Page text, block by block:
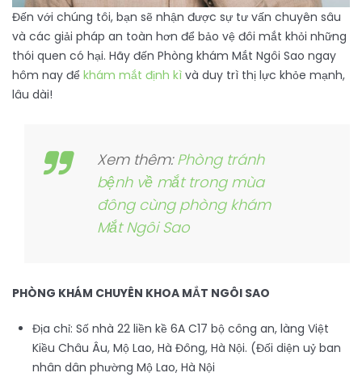
Đến với chúng tôi, bạn sẽ nhận được sự tư vấn chuyên sâu
và các giải pháp an toàn hơn để bảo vệ đôi mắt khỏi những
thói quen có hại. Hãy đến Phòng khám Mắt Ngôi Sao ngay
hôm nay để khám mắt định kì và duy trì thị lực khỏe mạnh,
lâu dài!
Xem thêm:Phòng tránh
bệnh về mắt trong mùa
đông cùng phòng khám
Mắt Ngôi Sao
PHÒNG KHÁM CHUYÊN KHOA MẮT NGÔI SAO
Địa chỉ: Số nhà 22 liền kề 6A C17 bộ công an, làng Việt
Kiều Châu Âu, Mộ Lao, Hà Đông, Hà Nội. (Đối diện uỷ ban
nhân dân phường Mộ Lao, Hà Nội